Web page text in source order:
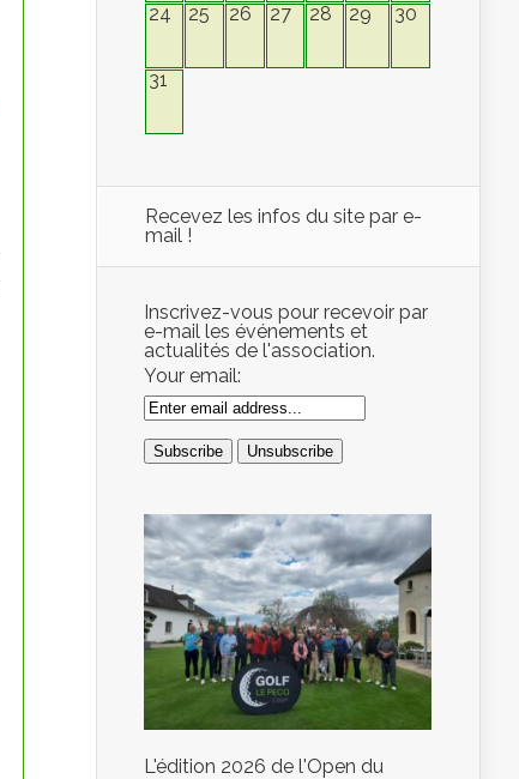
24 25 26 27 28 29 30
31
Recevez les infos du site par e-
mail !
Inscrivez-vous pour recevoir par
e-mail les événements et
actualités de l'association.
Your email:
L'édition 2026 de l'Open du